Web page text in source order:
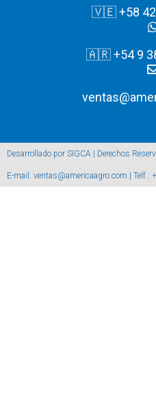
🇻🇪 +58
🇦🇷 +54 9
Desarrollado por SIGCA | Derechos
E-mail: ventas@americaagro.com | Telf.: